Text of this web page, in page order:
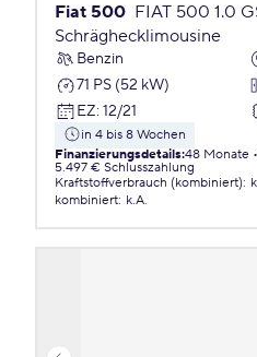
Fiat 500 FIAT 500 1.0
Schräghecklimousine
Benzin
71 PS (52 kW)
EZ: 12/21
in 4 bis 8 Wochen
Finanzierungsdetails:48 Monate
5.497 € Schlusszahlung
Kraftstoffverbrauch (kombiniert):
kombiniert: k.A.